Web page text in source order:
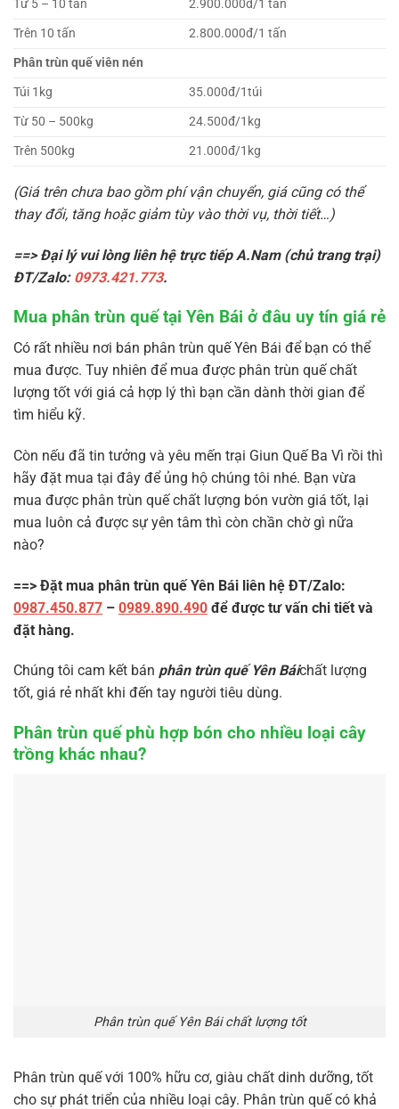
Từ 5 – 10 tấn
2.900.000đ/1 tấn
Trên 10 tấn
2.800.000đ/1 tấn
Phân trùn quế viên nén
Túi 1kg
35.000đ/1túi
Từ 50 – 500kg
24.500đ/1kg
Trên 500kg
21.000đ/1kg
(Giá trên chưa bao gồm phí vận chuyển, giá cũng có thể
thay đổi, tăng hoặc giảm tùy vào thời vụ, thời tiết…)
==> Đại lý vui lòng liên hệ trực tiếp A.Nam (chủ trang trại)
ĐT/Zalo: 0973.421.773.
Mua phân trùn quế tại Yên Bái ở đâu uy tín giá rẻ
Có rất nhiều nơi bán phân trùn quế Yên Bái để bạn có thể
mua được. Tuy nhiên để mua được phân trùn quế chất
lượng tốt với giá cả hợp lý thì bạn cần dành thời gian để
tìm hiểu kỹ.
Còn nếu đã tin tưởng và yêu mến trại Giun Quế Ba Vì rồi thì
hãy đặt mua tại đây để ủng hộ chúng tôi nhé. Bạn vừa
mua được phân trùn quế chất lượng bón vườn giá tốt, lại
mua luôn cả được sự yên tâm thì còn chần chờ gì nữa
nào?
==> Đặt mua phân trùn quế Yên Bái liên hệ ĐT/Zalo:
0987.450.877 – 0989.890.490 để được tư vấn chi tiết và
đặt hàng.
Chúng tôi cam kết bán phân trùn quế Yên Báichất lượng
tốt, giá rẻ nhất khi đến tay người tiêu dùng.
Phân trùn quế phù hợp bón cho nhiều loại cây
trồng khác nhau?
Phân trùn quế Yên Bái chất lượng tốt
Phân trùn quế với 100% hữu cơ, giàu chất dinh dưỡng, tốt
cho sự phát triển của nhiều loại cây. Phân trùn quế có khả